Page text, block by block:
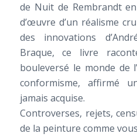
de Nuit de Rembrandt
d’œuvre d’un réalisme
des innovations
Braque, ce livre
bouleversé le monde de
conformisme, affirmé
jamais acquise.
Controverses, rejets,
de la peinture comme